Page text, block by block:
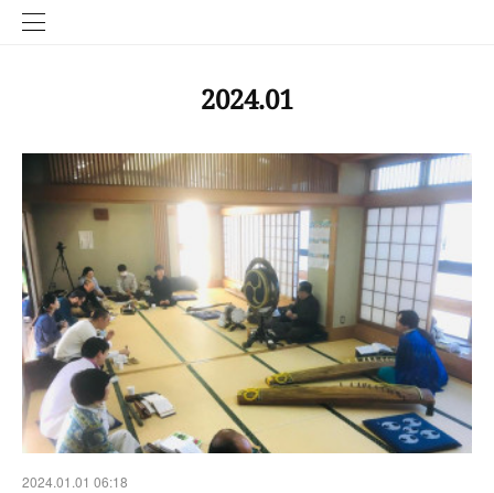
2024.01
2024.01.01 06:18